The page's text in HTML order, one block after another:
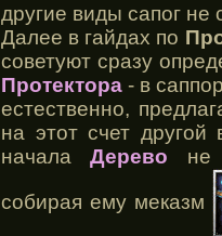
другие виды сапог не
Далее в гайдах по
советуют сразу
Протектора - в
естественно,
на этот счет
началаДерево не
собирая ему меказм